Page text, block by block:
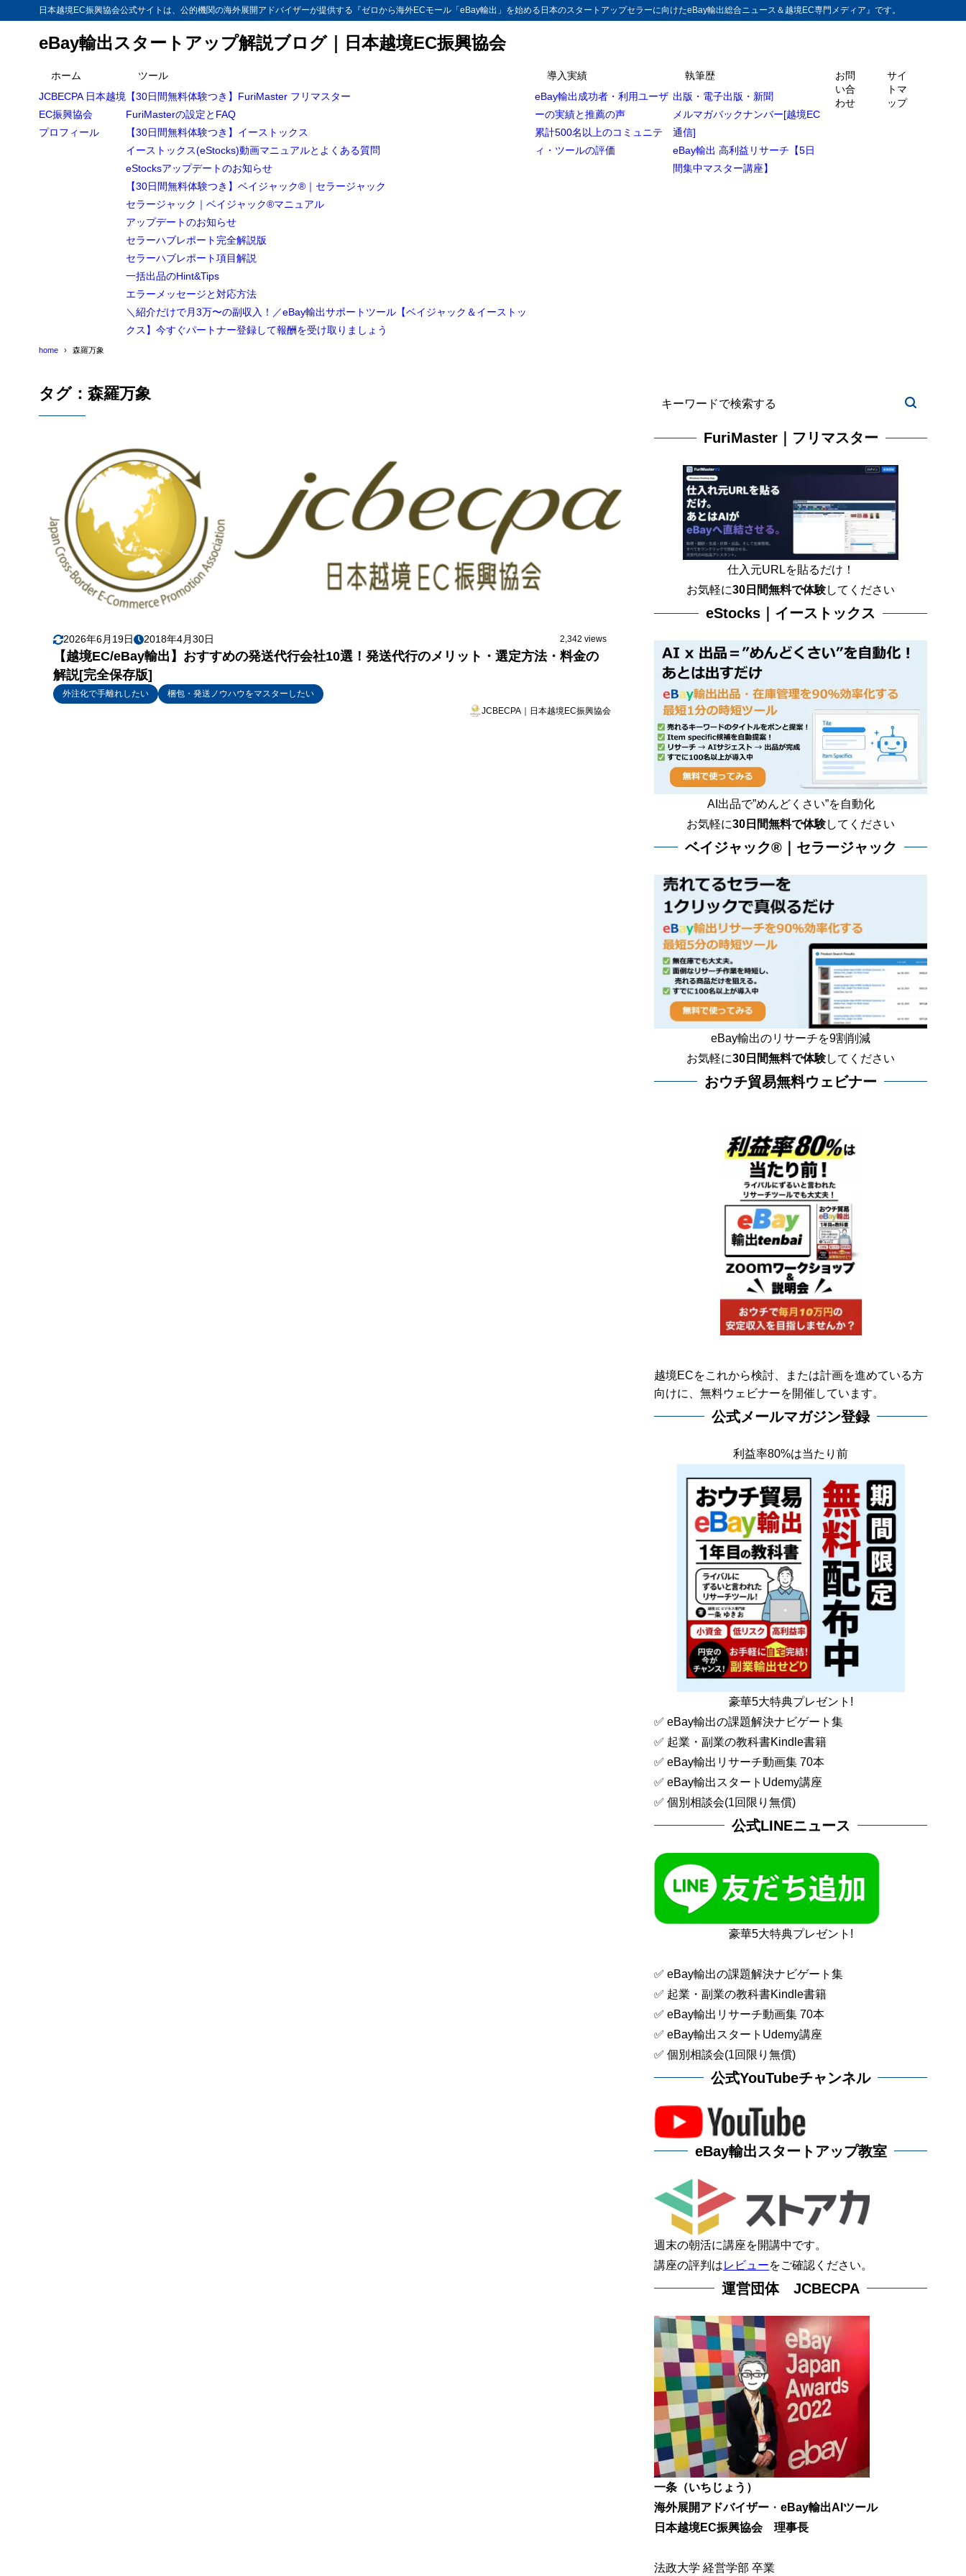
日本越境EC振興協会公式サイトは、公的機関の海外展開アドバイザーが提供する『ゼロから海外ECモール「eBay輸出」を始める日本のスタートアップセラーに向けたeBay輸出総合ニュース＆越境EC専門メディア』です。
eBay輸出スタートアップ解説ブログ｜日本越境EC振興協会
ホーム
JCBECPA 日本越境
EC振興協会
プロフィール
ツール
【30日間無料体験つき】FuriMaster フリマスター
FuriMasterの設定とFAQ
【30日間無料体験つき】イーストックス
イーストックス(eStocks)動画マニュアルとよくある質問
eStocksアップデートのお知らせ
【30日間無料体験つき】ベイジャック®｜セラージャック
セラージャック｜ベイジャック®マニュアル
アップデートのお知らせ
セラーハブレポート完全解説版
セラーハブレポート項目解説
一括出品のHint&Tips
エラーメッセージと対応方法
＼紹介だけで月3万〜の副収入！／eBay輸出サポートツール【ベイジャック＆イーストッ
クス】今すぐパートナー登録して報酬を受け取りましょう
導入実績
eBay輸出成功者・利用ユーザ
ーの実績と推薦の声
累計500名以上のコミュニテ
ィ・ツールの評価
執筆歴
出版・電子出版・新聞
メルマガバックナンバー[越境EC
通信]
eBay輸出 高利益リサーチ【5日
間集中マスター講座】
お問
い合
わせ
サイ
トマ
ップ
home 森羅万象
タグ：森羅万象
2026年6月19日 2018年4月30日 2,342 views
【越境EC/eBay輸出】おすすめの発送代行会社10選！発送代行のメリット・選定方法・料金の
解説[完全保存版]
外注化で手離れしたい
梱包・発送ノウハウをマスターしたい
JCBECPA｜日本越境EC振興協会
FuriMaster｜フリマスター
仕入元URLを貼るだけ！
お気軽に30日間無料で体験してください
eStocks｜イーストックス
AI出品で”めんどくさい”を自動化
お気軽に30日間無料で体験してください
ベイジャック®｜セラージャック
eBay輸出のリサーチを9割削減
お気軽に30日間無料で体験してください
おウチ貿易無料ウェビナー
越境ECをこれから検討、または計画を進めている方
向けに、無料ウェビナーを開催しています。
公式メールマガジン登録
利益率80%は当たり前
豪華5大特典プレゼント!
✅ eBay輸出の課題解決ナビゲート集
✅ 起業・副業の教科書Kindle書籍
✅ eBay輸出リサーチ動画集 70本
✅ eBay輸出スタートUdemy講座
✅ 個別相談会(1回限り無償)
公式LINEニュース
豪華5大特典プレゼント!
✅ eBay輸出の課題解決ナビゲート集
✅ 起業・副業の教科書Kindle書籍
✅ eBay輸出リサーチ動画集 70本
✅ eBay輸出スタートUdemy講座
✅ 個別相談会(1回限り無償)
公式YouTubeチャンネル
eBay輸出スタートアップ教室
週末の朝活に講座を開講中です。
講座の評判はレビューをご確認ください。
運営団体 JCBECPA
一条（いちじょう）
海外展開アドバイザー ・eBay輸出AIツール
日本越境EC振興協会 理事長
法政大学 経営学部 卒業